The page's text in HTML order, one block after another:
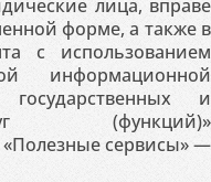
лица, вправе
форме, а также в
с использованием
информационной
и
(функций)»
«Полезные сервисы» —